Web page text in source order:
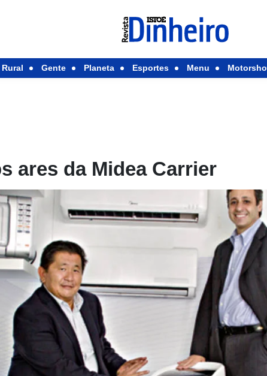
Gente Planeta Esportes Menu
ares da Midea Carrier